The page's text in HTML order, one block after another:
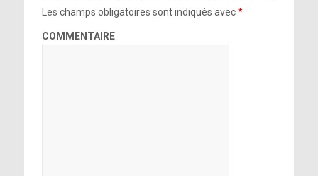
Les champs obligatoires sont indiqués avec*
COMMENTAIRE